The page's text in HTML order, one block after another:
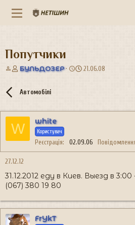
Попутчики
А
о
т
м
и
БУЛЬДОЗЕР
Д
т
р
е
я
21.06.08
Автомобілі
W white
Користувач
Реєстрація 02.09.06
27.12.12
31.12.2012 еду в Киев. Выезд в 3:00
(067) 380 19 80
FrYkT